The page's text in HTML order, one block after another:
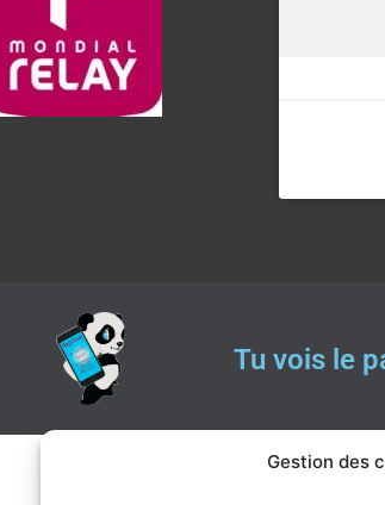
Gestion des
Tu vois le